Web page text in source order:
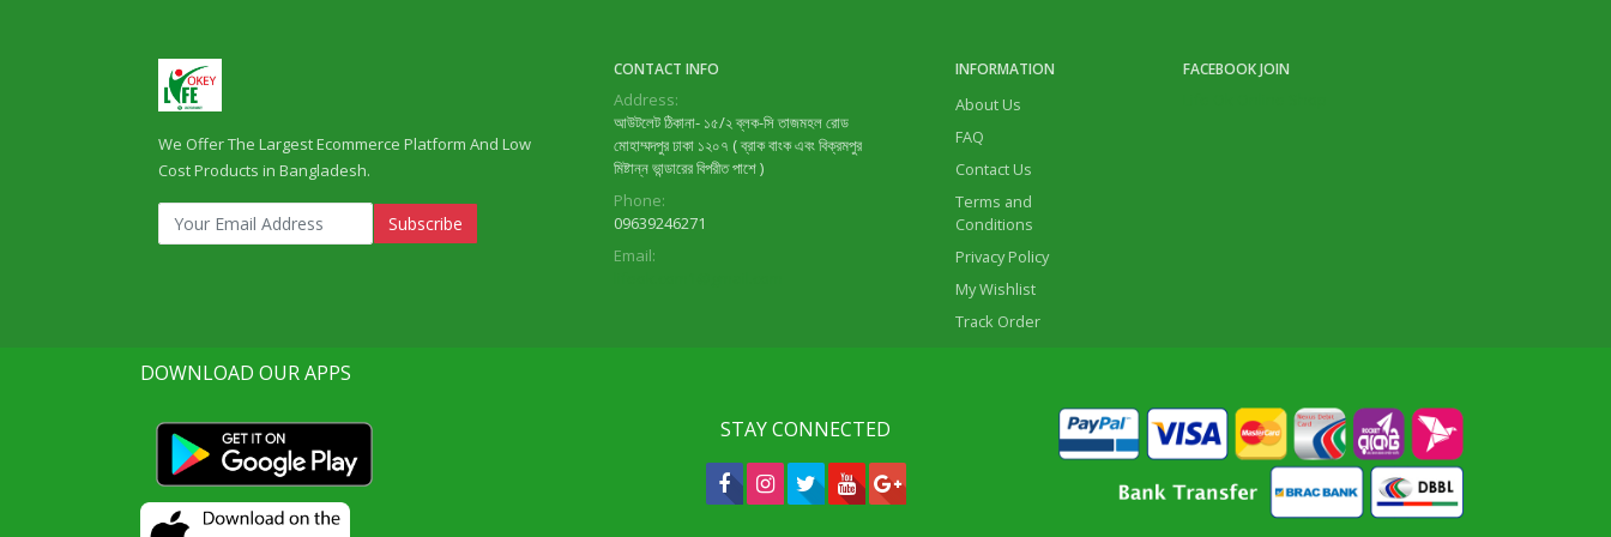
We Offer The Largest Ecommerce Platform And Low
Cost Products in Bangladesh.
Subscribe
CONTACT INFO
Address:
আউটলেট ঠিকানা- ১৫/২ ব্লক-সি তাজমহল রোড
মোহাম্মদপুর ঢাকা ১২০৭ ( ব্রাক বাংক এবং বিক্রমপুর
মিষ্টান্ন ভান্ডারের বিপরীত পাশে )
Phone:
09639246271
Email:
INFORMATION
About Us
FAQ
Contact Us
Terms and
Conditions
Privacy Policy
My Wishlist
Track Order
FACEBOOK JOIN
DOWNLOAD OUR APPS
STAY CONNECTED